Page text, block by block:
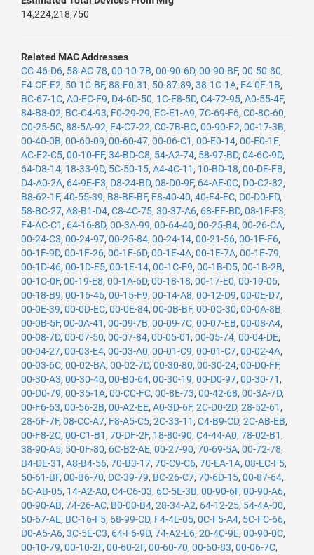
14,224,218,750
Related MAC Addresses
CC-46-D6, 58-AC-78, 00-10-7B, 00-90-6D, 00-90-BF, 00-50-80,
F4-CF-E2, 50-1C-BF, 88-F0-31 , 50-87-89, 38-1C-1A, F4-0F-1B,
BC-67-1C, A0-EC-F9, D4-6D-50, 1C-E8-5D, C4-72-95, A0-55-4F,
84-B8-02, BC-C4-93, F0-29-29, EC-E1-A9, 7C-69-F6, C0-8C-60,
C0-25-5C, 88-5A-92, E4-C7-22, C0-7B-BC, 00-90-F2, 00-17-3B,
00-40-0B, 00-60-09, 00-60-47, 00-06-C1 , 00-E0-14, 00-E0-1E,
AC-F2-C5, 00-10-FF, 34-BD-C8, 54-A2-74, 58-97-BD, 04-6C-9D,
64-D8-14, 18-33-9D, 5C-50-15, A4-4C-11 , 10-BD-18, 00-DE-FB,
D4-A0-2A, 64-9E-F3, D8-24-BD, 08-D0-9F, 64-AE-0C, D0-C2-82,
B8-62-1F, 40-55-39, B8-BE-BF, E8-40-40, 40-F4-EC, D0-D0-FD,
58-BC-27, A8-B1-D4, C8-4C-75, 30-37-A6, 68-EF-BD, 08-1F-F3,
F4-AC-C1 , 64-16-8D, 00-3A-99, 00-64-40, 00-25-B4, 00-26-CA,
00-24-C3, 00-24-97, 00-25-84, 00-24-14, 00-21-56, 00-1E-F6,
00-1F-9D, 00-1F-26, 00-1F-6D, 00-1E-4A, 00-1E-7A, 00-1E-79,
00-1D-46, 00-1D-E5, 00-1E-14, 00-1C-F9, 00-1B-D5, 00-1B-2B,
00-1C-0F, 00-19-E8, 00-1A-6D, 00-18-18, 00-17-E0, 00-19-06,
00-18-B9, 00-16-46, 00-15-F9, 00-14-A8, 00-12-D9, 00-0E-D7,
00-0E-39, 00-0D-EC, 00-0E-84, 00-0B-BF, 00-0C-30, 00-0A-8B,
00-0B-5F, 00-0A-41 , 00-09-7B, 00-09-7C, 00-07-EB, 00-08-A4,
00-08-7D, 00-07-50, 00-07-84, 00-05-01 , 00-05-74, 00-04-DE,
00-04-27, 00-03-E4, 00-03-A0, 00-01-C9, 00-01-C7, 00-02-4A,
00-03-6C, 00-02-BA, 00-02-7D, 00-30-80, 00-30-24, 00-D0-FF,
00-30-A3, 00-30-40, 00-B0-64, 00-30-19, 00-D0-97, 00-30-71 ,
00-D0-79, 00-35-1A, 00-CC-FC, 00-8E-73, 00-42-68, 00-3A-7D,
00-F6-63, 00-56-2B, 00-A2-EE, A0-3D-6F, 2C-D0-2D, 28-52-61 ,
28-6F-7F, 08-CC-A7, F8-A5-C5, 2C-33-11 , C4-B9-CD, 2C-AB-EB,
00-F8-2C, 00-C1-B1 , 70-DF-2F, 18-80-90, C4-44-A0, 78-02-B1 ,
38-90-A5, 50-0F-80, 6C-B2-AE, 00-27-90, 70-69-5A, 00-72-78,
B4-DE-31 , A8-B4-56, 70-B3-17, 70-C9-C6, 70-EA-1A, 08-EC-F5,
50-61-BF, 00-B6-70, DC-39-79, BC-26-C7, 70-6D-15, 00-87-64,
6C-AB-05, 14-A2-A0, C4-C6-03, 6C-5E-3B, 00-90-6F, 00-90-A6,
00-90-AB, 74-26-AC, B0-00-B4, 28-34-A2, 64-12-25, 54-4A-00,
50-67-AE, BC-16-F5, 68-99-CD, F4-4E-05, 0C-F5-A4, 5C-FC-66,
D0-A5-A6, 3C-5E-C3, 64-F6-9D, 74-A2-E6, 20-4C-9E, 00-90-0C,
00-10-79, 00-10-2F, 00-60-2F, 00-60-70, 00-60-83, 00-06-7C,